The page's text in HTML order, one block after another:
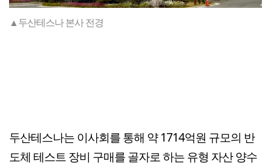
▲두산테스나 본사 전경
두산테스나는 이사회를 통해 약 1714억원 규모의 반
도체 테스트 장비 구매를 골자로 하는 유형 자산 양수